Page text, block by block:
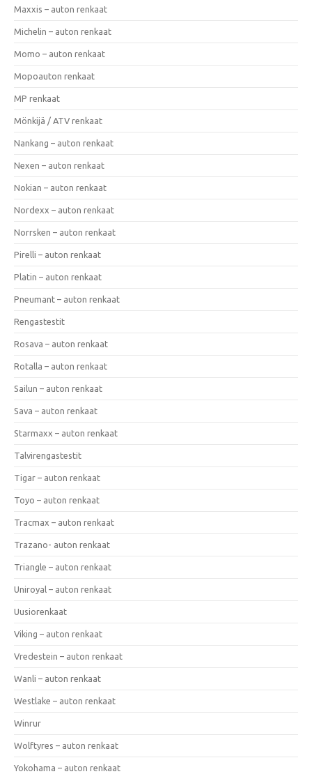
Maxxis – auton renkaat
Michelin – auton renkaat
Momo – auton renkaat
Mopoauton renkaat
MP renkaat
Mönkijä / ATV renkaat
Nankang – auton renkaat
Nexen – auton renkaat
Nokian – auton renkaat
Nordexx – auton renkaat
Norrsken – auton renkaat
Pirelli – auton renkaat
Platin – auton renkaat
Pneumant – auton renkaat
Rengastestit
Rosava – auton renkaat
Rotalla – auton renkaat
Sailun – auton renkaat
Sava – auton renkaat
Starmaxx – auton renkaat
Talvirengastestit
Tigar – auton renkaat
Toyo – auton renkaat
Tracmax – auton renkaat
Trazano- auton renkaat
Triangle – auton renkaat
Uniroyal – auton renkaat
Uusiorenkaat
Viking – auton renkaat
Vredestein – auton renkaat
Wanli – auton renkaat
Westlake – auton renkaat
Winrur
Wolftyres – auton renkaat
Yokohama – auton renkaat